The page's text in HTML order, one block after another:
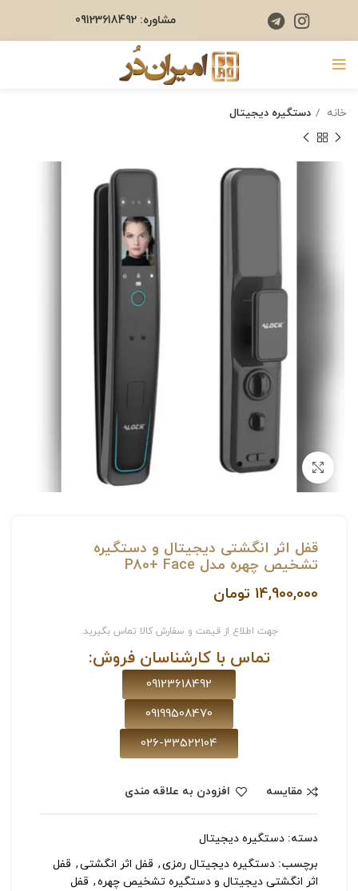
مشاوره: 09123618492
خانه دستگیره دیجیتال
بزرگنمایی تصویر
قفل اثر انگشتی دیجیتال و دستگیره
تشخیص چهره مدل P80+ Face
14,900,000 تومان
جهت اطلاع از قیمت و سفارش کالا تماس بگیرید.
تماس با کارشناسان فروش:
09123618492
09199508470
026-33522104
مقایسه افزودن به علاقه مندی
دسته: دستگیره دیجیتال
برچسب: دستگیره دیجیتال رمزی, قفل اثر انگشتی, قفل
اثر انگشتی دیجیتال و دستگیره تشخیص چهره, قفل